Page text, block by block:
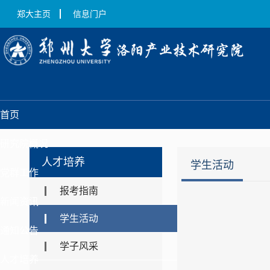
郑大主页 信息门户
首页
党群工作
通知公告
人才培养
报考指南
学生活动
学子风采
学生活动